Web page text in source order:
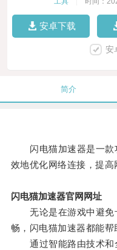
安卓下载
安
简介
闪电猫加速器是一款
效地优化网络连接，提高
闪电猫加速器官网网址
无论是在游戏中避免
畅，闪电猫加速器都能帮
通过智能路由技术和